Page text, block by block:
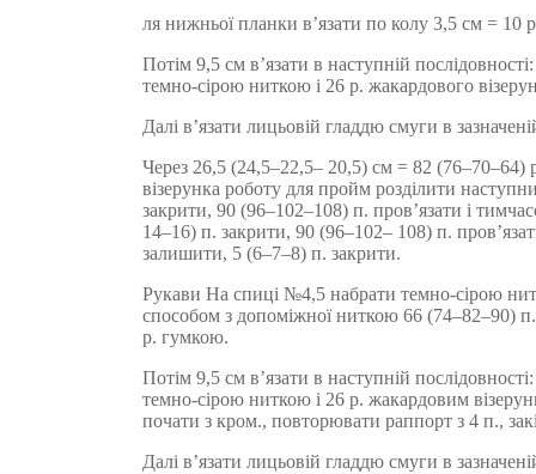
ля нижньої планки в’язати по колу 3,5 см = 10
Потім 9,5 см в’язати в наступній
темно-сірою ниткою і 26 р. жакардового
Далі в’язати лицьовій гладдю смуги в
Через 26,5 (24,5–22,5– 20,5) см = 82 (76–70–64)
візерунка роботу для пройм розділити
закрити, 90 (96–102–108) п. пров’язати і
14–16) п. закрити, 90 (96–102– 108) п.
залишити, 5 (6–7–8) п. закрити.
Рукави На спиці №4,5 набрати темно-сірою
способом з допоміжної ниткою 66 (74–82–90) п.
р. гумкою.
Потім 9,5 см в’язати в наступній
темно-сірою ниткою і 26 р. жакардовим
почати з кром., повторювати раппорт з 4 п.,
Далі в’язати лицьовій гладдю смуги в